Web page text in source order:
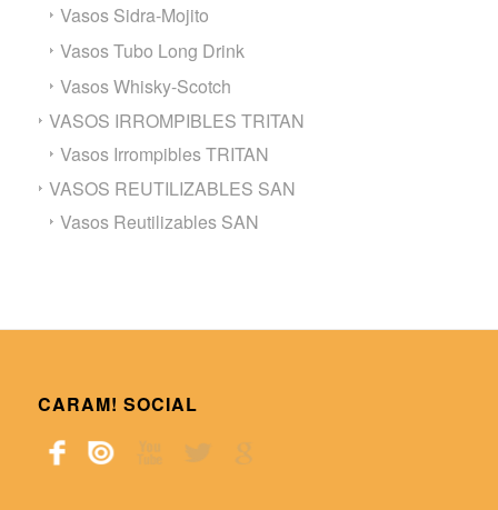
Vasos Sidra-Mojito
Vasos Tubo Long Drink
Vasos Whisky-Scotch
VASOS IRROMPIBLES TRITAN
Vasos Irrompibles TRITAN
VASOS REUTILIZABLES SAN
Vasos Reutilizables SAN
CARAM! SOCIAL